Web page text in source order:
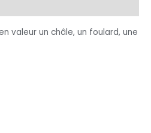
valeur un châle, un foulard, une